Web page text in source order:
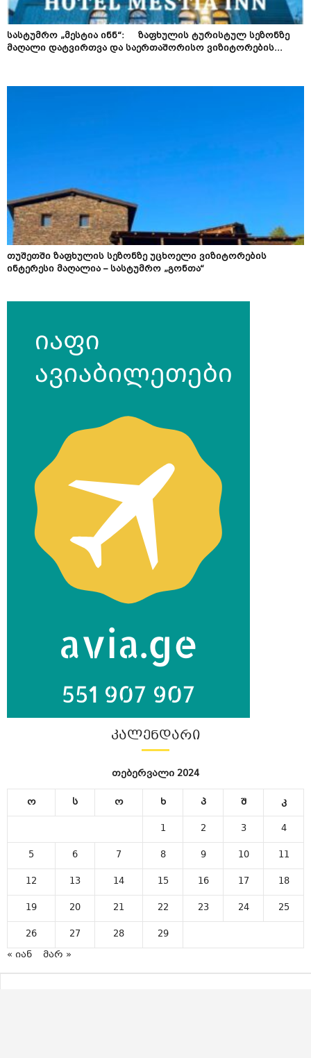
სასტუმრო „მესტია ინნ“: ზაფხულის ტურისტულ სეზონზე
მაღალი დატვირთვა და საერთაშორისო ვიზიტორების...
თუშეთში ზაფხულის სეზონზე უცხოელი ვიზიტორების
ინტერესი მაღალია – სასტუმრო „გონთა“
ᲙᲐᲚᲔᲜᲓᲐᲠᲘ
თებერვალი 2024
ო ს ო ხ პ შ
კ
1
2 3
4
5
6 7 8 9 10
11
12
13 14 15 16 17
18
19
20 21 22 23 24
25
26
27 28
29
« იან
მარ »